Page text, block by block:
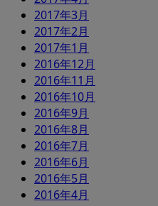
2017年3月
2017年2月
2017年1月
2016年12月
2016年11月
2016年10月
2016年9月
2016年8月
2016年7月
2016年6月
2016年5月
2016年4月